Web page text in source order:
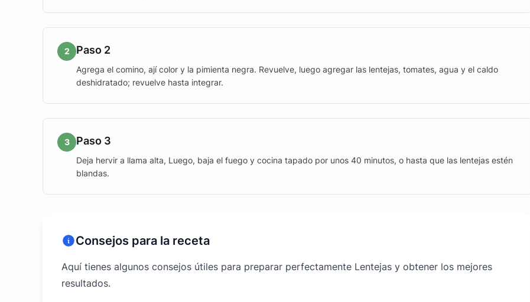
2 Paso 2
Agrega el comino, ají color y la pimienta negra. Revuelve, luego agregar las lentejas, tomates, agua y el caldo
deshidratado; revuelve hasta integrar.
3 Paso 3
Deja hervir a llama alta, Luego, baja el fuego y cocina tapado por unos 40 minutos, o hasta que las lentejas estén
blandas.
Consejos para la receta
Aquí tienes algunos consejos útiles para preparar perfectamente Lentejas y obtener los mejores
resultados.